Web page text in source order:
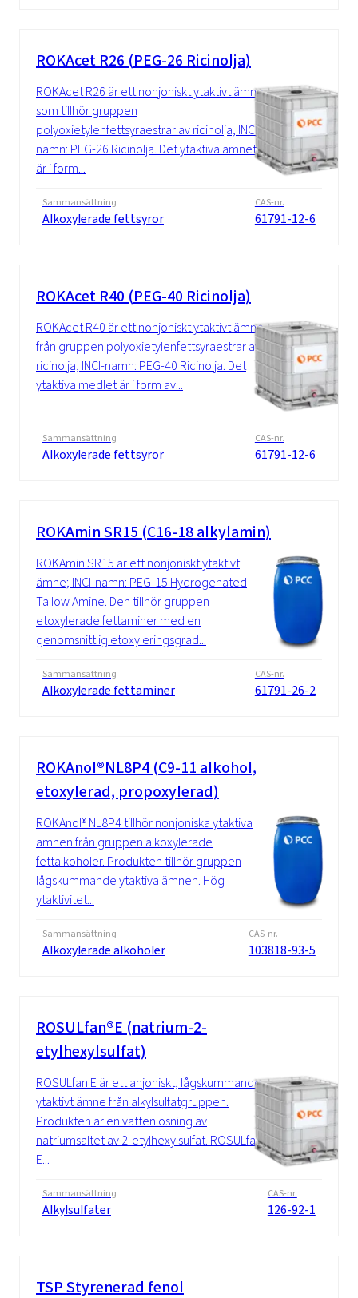
ROKAcet R26 (PEG-26 Ricinolja)
ROKAcet R26 är ett nonjoniskt ytaktivt ämne
som tillhör gruppen
polyoxietylenfettsyraestrar av ricinolja, INCI-
namn: PEG-26 Ricinolja. Det ytaktiva ämnet
är i form...
Sammansättning
Alkoxylerade fettsyror
CAS-nr.
61791-12-6
ROKAcet R40 (PEG-40 Ricinolja)
ROKAcet R40 är ett nonjoniskt ytaktivt ämne
från gruppen polyoxietylenfettsyraestrar av
ricinolja, INCI-namn: PEG-40 Ricinolja. Det
ytaktiva medlet är i form av...
Sammansättning
Alkoxylerade fettsyror
CAS-nr.
61791-12-6
ROKAmin SR15 (C16-18 alkylamin)
ROKAmin SR15 är ett nonjoniskt ytaktivt
ämne; INCI-namn: PEG-15 Hydrogenated
Tallow Amine. Den tillhör gruppen
etoxylerade fettaminer med en
genomsnittlig etoxyleringsgrad...
Sammansättning
Alkoxylerade fettaminer
CAS-nr.
61791-26-2
ROKAnol®NL8P4 (C9-11 alkohol,
etoxylerad, propoxylerad)
ROKAnol® NL8P4 tillhör nonjoniska ytaktiva
ämnen från gruppen alkoxylerade
fettalkoholer. Produkten tillhör gruppen
lågskummande ytaktiva ämnen. Hög
ytaktivitet...
Sammansättning
Alkoxylerade alkoholer
CAS-nr.
103818-93-5
ROSULfan®E (natrium-2-
etylhexylsulfat)
ROSULfan E är ett anjoniskt, lågskummande
ytaktivt ämne från alkylsulfatgruppen.
Produkten är en vattenlösning av
natriumsaltet av 2-etylhexylsulfat. ROSULfan
E...
Sammansättning
Alkylsulfater
CAS-nr.
126-92-1
TSP Styrenerad fenol